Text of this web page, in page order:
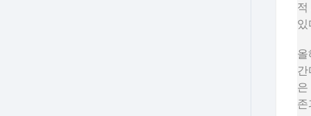
적
있
올
간
은
존